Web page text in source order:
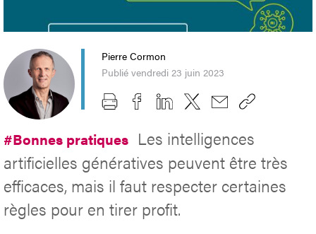
Pierre Cormon
Publié vendredi 23 juin 2023
#Bonnes pratiques Les intelligences
artificielles génératives peuvent être très
efficaces, mais il faut respecter certaines
règles pour en tirer profit.